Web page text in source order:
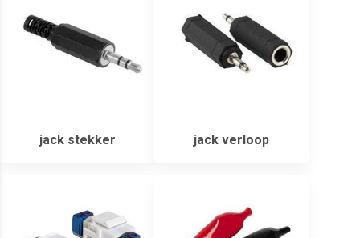
jack stekker jack verloop